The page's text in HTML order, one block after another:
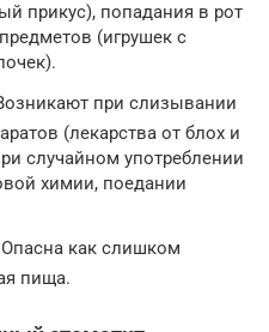
прикус), попадания в рот
(игрушек с
при слизывании
(лекарства от блох и
случайном употреблении
химии, поедании
как слишком
пища.